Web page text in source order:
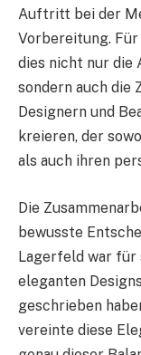
Auftritt bei der
Vorbereitung. Für
dies nicht nur die
sondern auch die
Designern und
kreieren, der
als auch ihren
Die
bewusste
Lagerfeld war für
eleganten
geschrieben
vereinte diese